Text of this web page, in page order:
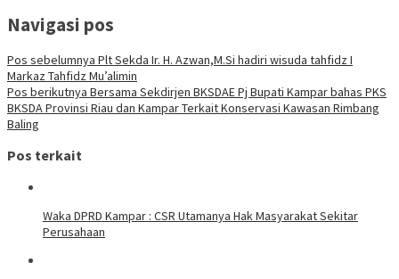
Navigasi pos
Pos sebelumnya Plt Sekda Ir. H. Azwan,M.Si hadiri wisuda tahfidz I
Markaz Tahfidz Mu’alimin
Pos berikutnya Bersama Sekdirjen BKSDAE Pj Bupati Kampar bahas PKS
BKSDA Provinsi Riau dan Kampar Terkait Konservasi Kawasan Rimbang
Baling
Pos terkait
Waka DPRD Kampar : CSR Utamanya Hak Masyarakat Sekitar
Perusahaan